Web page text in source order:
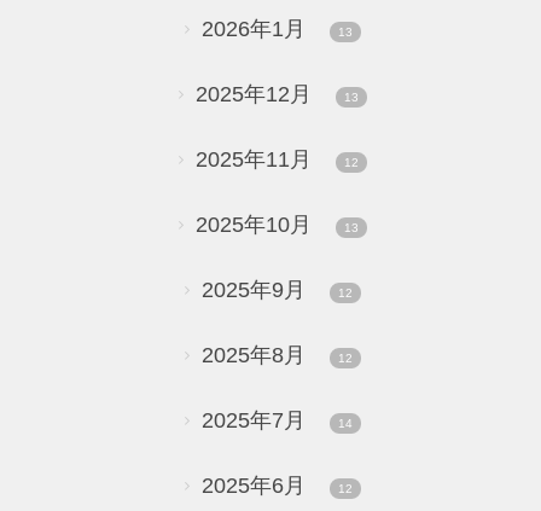
2026年1月 13
2025年12月 13
2025年11月 12
2025年10月 13
2025年9月 12
2025年8月 12
2025年7月 14
2025年6月 12